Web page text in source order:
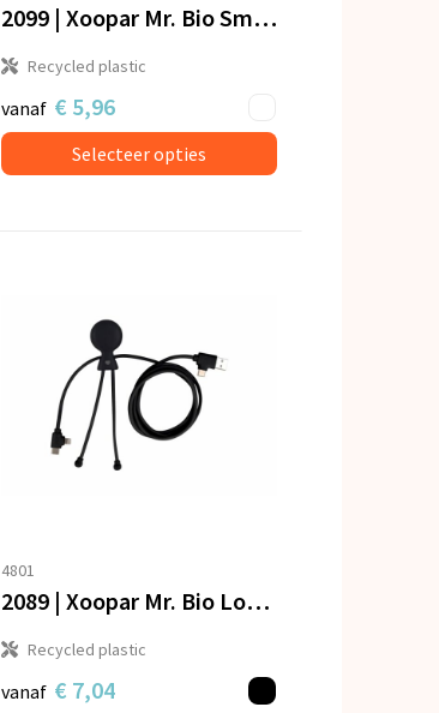
2099 | Xoopar Mr. Bio Smart Oplaadkabel met NFC
Recycled plastic
vanaf € 5,96
Selecteer opties
4801
2089 | Xoopar Mr. Bio Long Power Delivery Oplaadkabel
Recycled plastic
vanaf € 7,04